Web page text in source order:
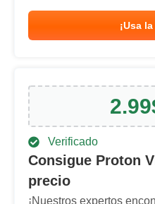
¡Usa
2.99
Verificado
Consigue Proton
precio
¡Nuestros expertos